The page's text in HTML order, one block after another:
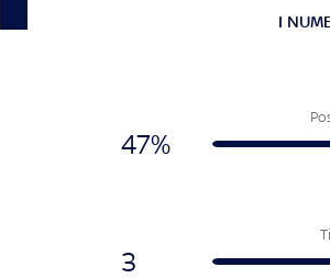
I
47%
3